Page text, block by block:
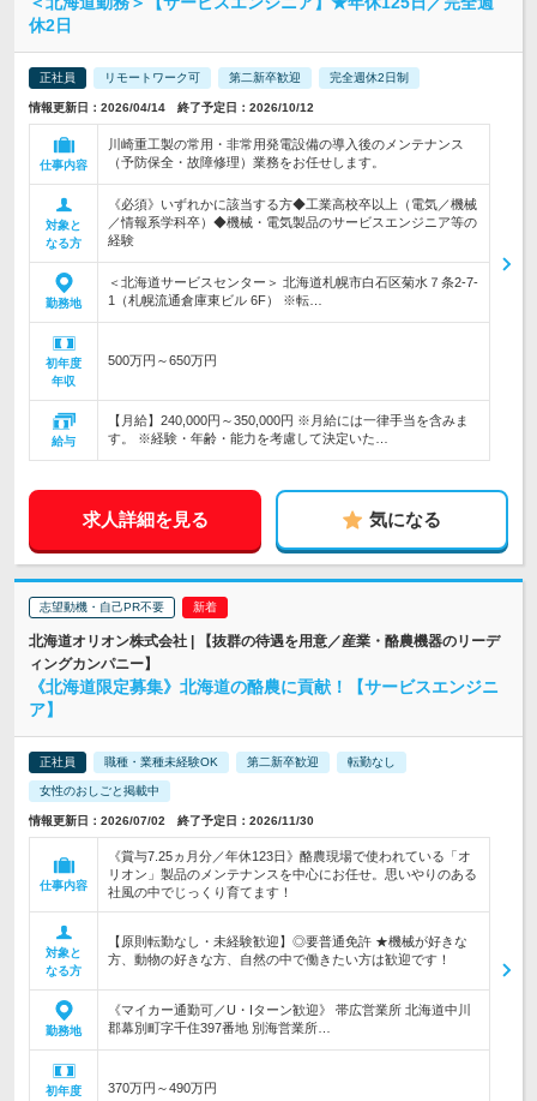
休2日
正社員 リモートワーク可 第二新卒歓迎 完全週休2日制
情報更新日：2026/04/14 終了予定日：2026/10/12
仕事内容
川崎重工製の常用・非常用発電設備の導入後のメンテナンス
（予防保全・故障修理）業務をお任せします。
対象と
なる方
《必須》いずれかに該当する方◆工業高校卒以上（電気／機械
／情報系学科卒）◆機械・電気製品のサービスエンジニア等の
経験
勤務地
＜北海道サービスセンター＞ 北海道札幌市白石区菊水７条2-7-
1（札幌流通倉庫東ビル 6F） ※転…
初年度
年収
500万円～650万円
給与
【月給】240,000円～350,000円 ※月給には一律手当を含みま
す。 ※経験・年齢・能力を考慮して決定いた…
求人詳細を見る 気になる
志望動機・自己PR不要
北海道オリオン株式会社 | 【抜群の待遇を用意／産業・酪農機器のリーデ
ィングカンパニー】
《北海道限定募集》北海道の酪農に貢献！【サービスエンジニ
ア】
正社員 職種・業種未経験OK 第二新卒歓迎 転勤なし
女性のおしごと掲載中
情報更新日：2026/07/02 終了予定日：2026/11/30
仕事内容
《賞与7.25ヵ月分／年休123日》酪農現場で使われている「オ
リオン」製品のメンテナンスを中心にお任せ。思いやりのある
社風の中でじっくり育てます！
対象と
なる方
【原則転勤なし・未経験歓迎】◎要普通免許 ★機械が好きな
方、動物の好きな方、自然の中で働きたい方は歓迎です！
勤務地
《マイカー通勤可／U・Iターン歓迎》 帯広営業所 北海道中川
郡幕別町字千住397番地 別海営業所…
初年度
370万円～490万円